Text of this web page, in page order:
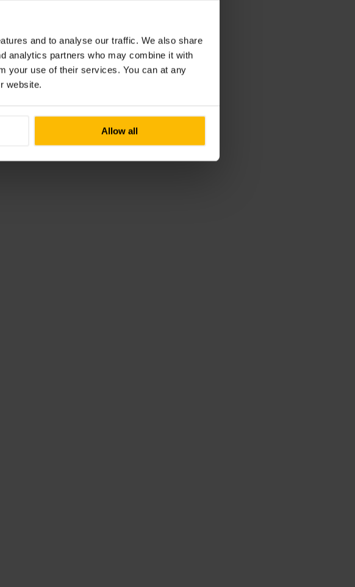
and to analyse our traffic. We also share
analytics partners who may combine it with
your use of their services. You can at any
website.
Allow all